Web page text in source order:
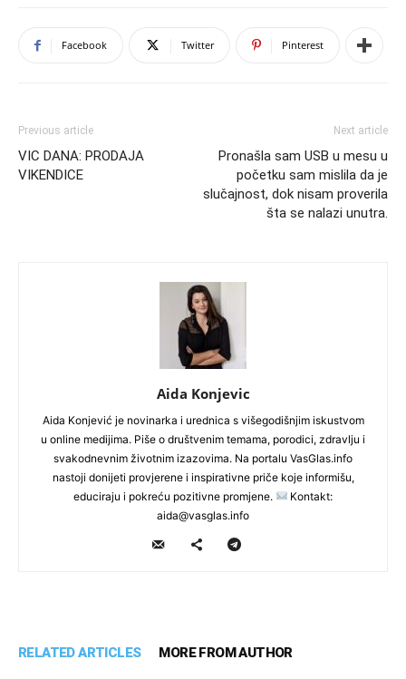
Facebook Twitter Pinterest
Previous article
VIC DANA: PRODAJA
VIKENDICE
Next article
Pronašla sam USB u mesu u
početku sam mislila da je
slučajnost, dok nisam proverila
šta se nalazi unutra.
Aida Konjevic
Aida Konjević je novinarka i urednica s višegodišnjim iskustvom
u online medijima. Piše o društvenim temama, porodici, zdravlju i
svakodnevnim životnim izazovima. Na portalu VasGlas.info
nastoji donijeti provjerene i inspirativne priče koje informišu,
educiraju i pokreću pozitivne promjene.
Kontakt:
aida@vasglas.info
RELATED ARTICLES MORE FROM AUTHOR